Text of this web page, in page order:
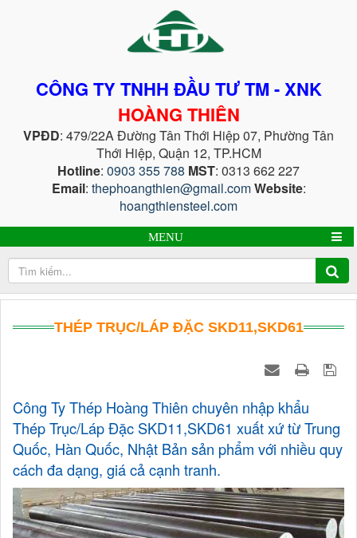
CÔNG TY TNHH ĐẦU TƯ TM - XNK
HOÀNG THIÊN
VPĐD: 479/22A Đường Tân Thới Hiệp 07, Phường Tân
Thới Hiệp, Quận 12, TP.HCM
Hotline: 0903 355 788 MST: 0313 662 227
Email: thephoangthien@gmail.comWebsite:
hoangthiensteel.com
MENU
THÉP TRỤC/LÁP ĐẶC SKD11,SKD61
Công Ty Thép Hoàng Thiên chuyên nhập khẩu
Thép Trục/Láp Đặc SKD11,SKD61 xuất xứ từ Trung
Quốc, Hàn Quốc, Nhật Bản sản phẩm với nhiều quy
cách đa dạng, giá cả cạnh tranh.